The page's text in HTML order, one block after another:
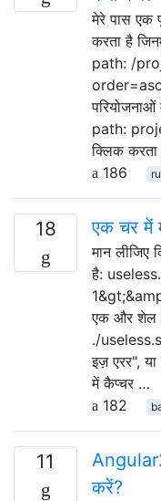
मेरे पास एक
करता है
path: /
path:
क्लिक
186
18 एक चर में
मान लीजिए
है:
एक और शेल
./
इज़ एरर",
में कैप्चर …
182
11
करें?